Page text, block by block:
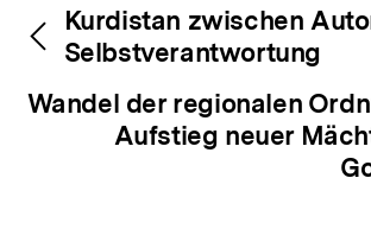
Inhaltsnavigation
Inhaltsnavigation
Kurdistan zwischen
Selbstverantwortung
Wandel der regionalen
Aufstieg neuer